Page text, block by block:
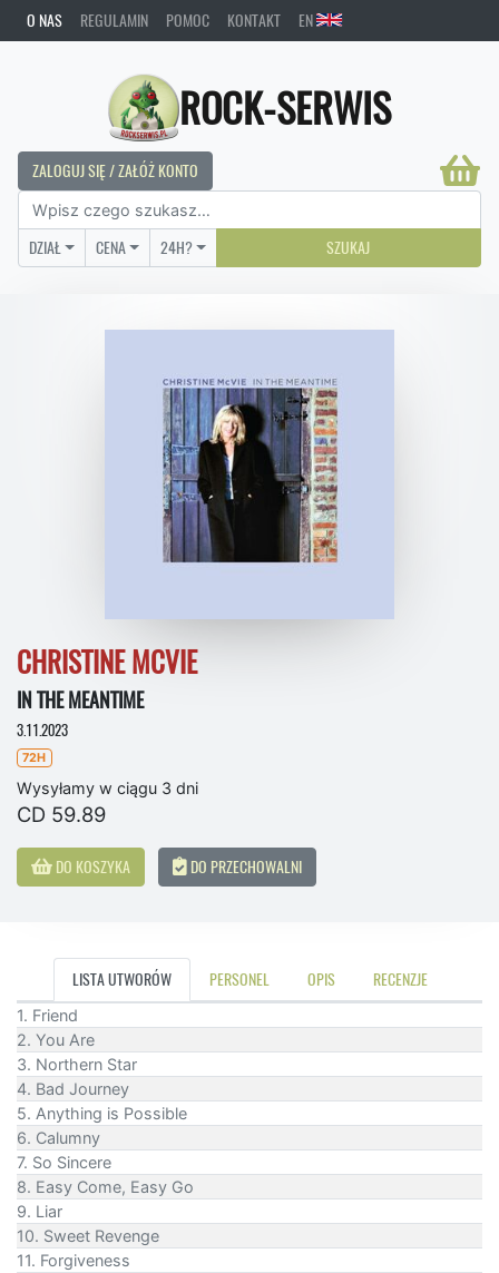
O NAS REGULAMIN POMOC KONTAKT EN
ROCK-SERWIS
ZALOGUJ SIĘ / ZAŁÓŻ KONTO
DZIAŁ CENA 24H? SZUKAJ
CHRISTINE MCVIE
IN THE MEANTIME
3.11.2023
72H
Wysyłamy w ciągu 3 dni
CD 59.89
DO KOSZYKA DO PRZECHOWALNI
LISTA UTWORÓW PERSONEL OPIS RECENZJE
1. Friend
2. You Are
3. Northern Star
4. Bad Journey
5. Anything is Possible
6. Calumny
7. So Sincere
8. Easy Come, Easy Go
9. Liar
10. Sweet Revenge
11. Forgiveness